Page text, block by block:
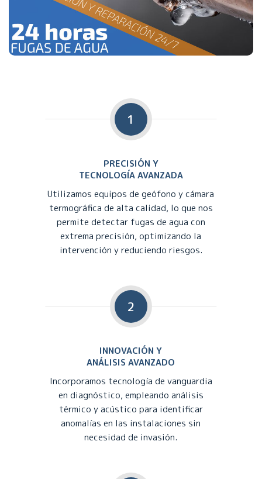
1
PRECISIÓN Y
TECNOLOGÍA AVANZADA
Utilizamos equipos de geófono y cámara
termográfica de alta calidad, lo que nos
permite detectar fugas de agua con
extrema precisión, optimizando la
intervención y reduciendo riesgos.
2
INNOVACIÓN Y
ANÁLISIS AVANZADO
Incorporamos tecnología de vanguardia
en diagnóstico, empleando análisis
térmico y acústico para identificar
anomalías en las instalaciones sin
necesidad de invasión.